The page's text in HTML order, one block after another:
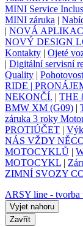
MINI Service
MINI záruka |
| NOVÁ
NOVÝ DESIGN
Kontakty | Ojeté
| Digitální servisní
Quality |
RIDE |
NEKONČÍ. | THE
BMW XM (G09) |
záruka 3 roky
PROTIÚČET |
NÁS VŽDY
MOTOCYKLŮ |
MOTOCYKL |
ZIMNÍ SVOZY
ARSY line - tvorba
Vyjet nahoru
Zavřít